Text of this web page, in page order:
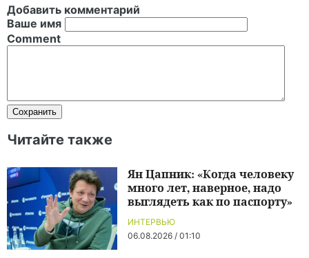
Добавить комментарий
Ваше имя
Comment
Читайте также
ИНТЕРВЬЮ
06.08.2026 / 01:10
Ян Цапник: «Когда человеку
много лет, наверное, надо
выглядеть как по паспорту»